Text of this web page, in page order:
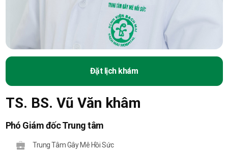
Đặt lịch khám
TS. BS. Vũ Văn khâm
Phó Giám đốc Trung tâm
Trung Tâm Gây Mê Hồi Sức